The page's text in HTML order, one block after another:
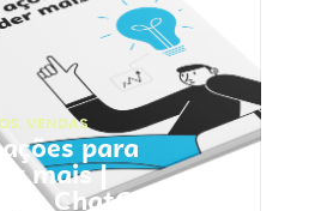
, VENDAS
ações para
mais |
ChatGPT